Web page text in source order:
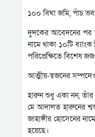
১০০ বিঘা জমি, পাঁচ
দুদকের আবেদনের পর
নামে থাকা ১০টি
পরিপ্রেক্ষিতে বিশেষ
আত্মীয়-স্বজনের
হারুন শুধু একা নন, তাঁর
মে আদালত হারুনের
জাহাঙ্গীর হোসেনের
হয়েছে।